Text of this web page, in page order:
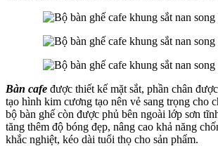
Bàn cafe được thiết kế mặt sắt, phần chân
tạo hình kim cương tạo nên vẻ sang trọng cho
bộ bàn ghế còn được phủ bên ngoài lớp sơn
tăng thêm độ bóng đẹp, nâng cao khả năng
khắc nghiệt, kéo dài tuổi thọ cho sản phẩm.